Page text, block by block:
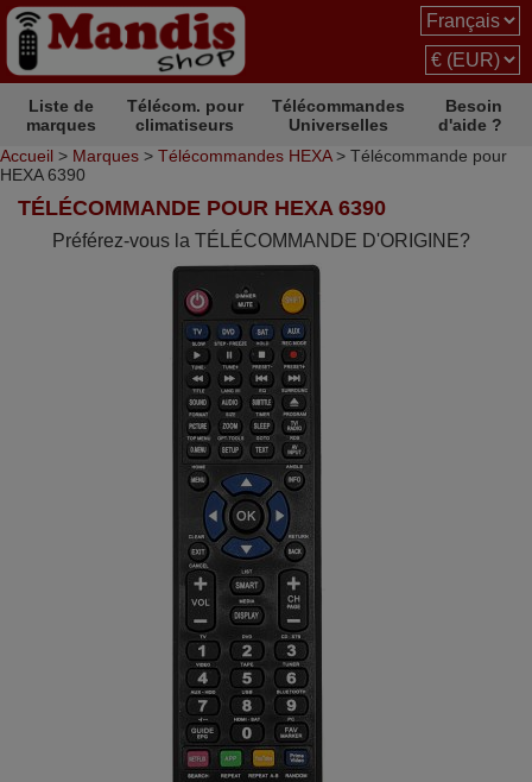
Liste de
marques
Télécom. pour
climatiseurs
Télécommandes
Universelles
Besoin
d'aide ?
Accueil > Marques > Télécommandes HEXA> Télécommande pour
HEXA 6390
TÉLÉCOMMANDE POUR HEXA 6390
Préférez-vous la TÉLÉCOMMANDE D'ORIGINE?